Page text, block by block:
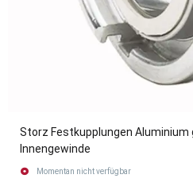
Storz Festkupplungen
Innengewinde
Momentan nicht verfügbar